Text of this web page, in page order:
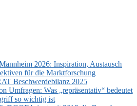
2026: Inspiration, Austausch
für die Marktforschung
Beschwerdebilanz 2025
Umfragen: Was „repräsentativ“ bedeutet
so wichtig ist